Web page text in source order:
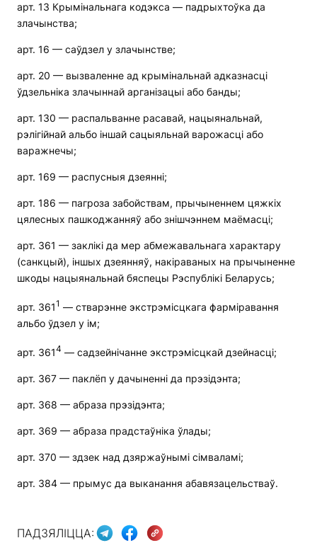
арт. 13 Крымінальнага кодэкса — падрыхтоўка да
злачынства;
арт. 16 — саўдзел у злачынстве;
арт. 20 — вызваленне ад крымінальнай адказнасці
ўдзельніка злачыннай арганізацыі або банды;
арт. 130 — распальванне расавай, нацыянальнай,
рэлігійнай альбо іншай сацыяльнай варожасці або
варажнечы;
арт. 169 — распусныя дзеянні;
арт. 186 — пагроза забойствам, прычыненнем цяжкіх
цялесных пашкоджанняў або знішчэннем маёмасці;
арт. 361 — заклікі да мер абмежавальнага характару
(санкцый), іншых дзеянняў, накіраваных на прычыненне
шкоды нацыянальнай бяспецы Рэспублікі Беларусь;
арт. 3611 — стварэнне экстрэмісцкага фарміравання
альбо ўдзел у ім;
арт. 3614 — садзейнічанне экстрэмісцкай дзейнасці;
арт. 367 — паклёп у дачыненні да прэзідэнта;
арт. 368 — абраза прэзідэнта;
арт. 369 — абраза прадстаўніка ўлады;
арт. 370 — здзек над дзяржаўнымі сімваламі;
арт. 384 — прымус да выканання абавязацельстваў.
ПАДЗЯЛІЦЦА: